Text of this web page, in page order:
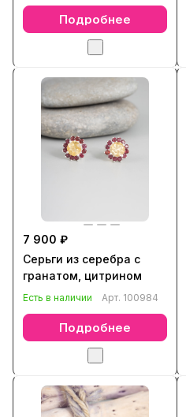
Подробнее
7 900 ₽
Серьги из серебра с
гранатом, цитрином
Есть в наличии Арт. 100984
Подробнее